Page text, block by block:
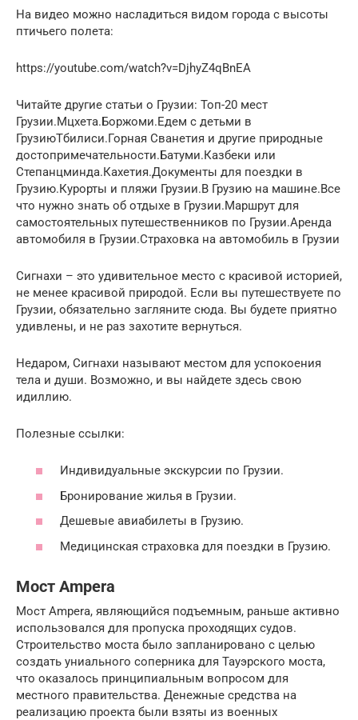
На видео можно насладиться видом города с высоты
птичьего полета:
https://youtube.com/watch?v=DjhyZ4qBnEA
Читайте другие статьи о Грузии: Топ-20 мест
Грузии.Мцхета.Боржоми.Едем с детьми в
ГрузиюТбилиси.Горная Сванетия и другие природные
достопримечательности.Батуми.Казбеки или
Степанцминда.Кахетия.Документы для поездки в
Грузию.Курорты и пляжи Грузии.В Грузию на машине.Все
что нужно знать об отдыхе в Грузии.Маршрут для
самостоятельных путешественников по Грузии.Аренда
автомобиля в Грузии.Страховка на автомобиль в Грузии
Сигнахи – это удивительное место с красивой историей,
не менее красивой природой. Если вы путешествуете по
Грузии, обязательно загляните сюда. Вы будете приятно
удивлены, и не раз захотите вернуться.
Недаром, Сигнахи называют местом для успокоения
тела и души. Возможно, и вы найдете здесь свою
идиллию.
Полезные ссылки:
Индивидуальные экскурсии по Грузии.
Бронирование жилья в Грузии.
Дешевые авиабилеты в Грузию.
Медицинская страховка для поездки в Грузию.
Мост Ampera
Мост Ampera, являющийся подъемным, раньше активно
использовался для пропуска проходящих судов.
Строительство моста было запланировано с целью
создать униального соперника для Тауэрского моста,
что оказалось принципиальным вопросом для
местного правительства. Денежные средства на
реализацию проекта были взяты из военных